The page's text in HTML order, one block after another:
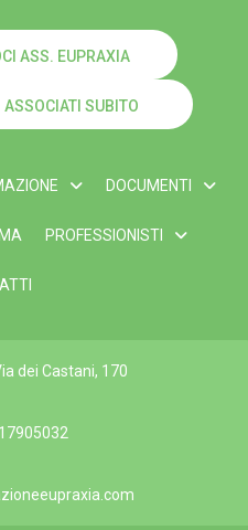
ASS. EUPRAXIA
ASSOCIATI SUBITO
DOCUMENTI
PROFESSIONISTI
dei Castani, 170